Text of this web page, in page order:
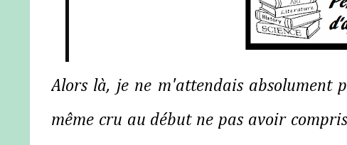
Alors là, je ne m'attendais absolument
même cru au début ne pas avoir